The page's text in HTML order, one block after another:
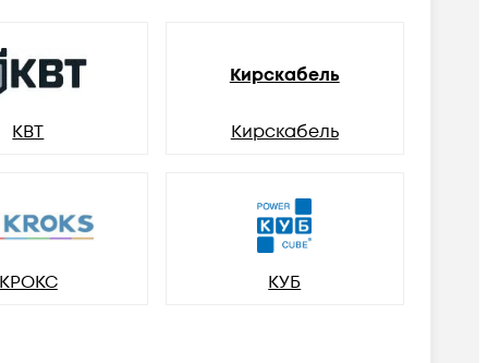
КВТ
Кирскабель
Кирскабель
КРОКС КУБ